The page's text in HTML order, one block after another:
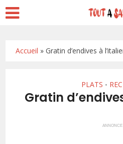
Accueil »Gratin d’endives à
PLATS •
Gratin
ANNONCE